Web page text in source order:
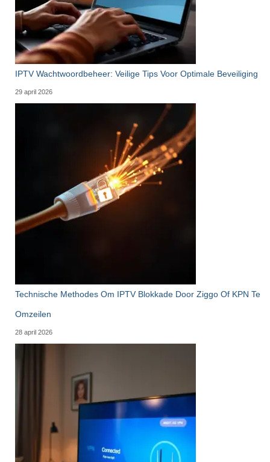
IPTV Wachtwoordbeheer: Veilige Tips Voor Optimale Beveiliging
29 april 2026
Technische Methodes Om IPTV Blokkade Door Ziggo Of KPN Te
Omzeilen
28 april 2026